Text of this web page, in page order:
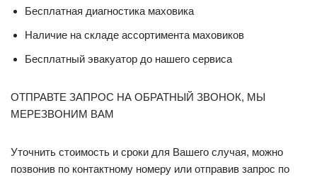
Бесплатная диагностика маховика
Наличие на складе ассортимента маховиков
Бесплатный эвакуатор до нашего сервиса
ОТПРАВТЕ ЗАПРОС НА ОБРАТНЫЙ ЗВОНОК, МЫ
МЕРЕЗВОНИМ ВАМ
Уточнить стоимость и сроки для Вашего случая, можно
позвонив по контактному номеру или отправив запрос по